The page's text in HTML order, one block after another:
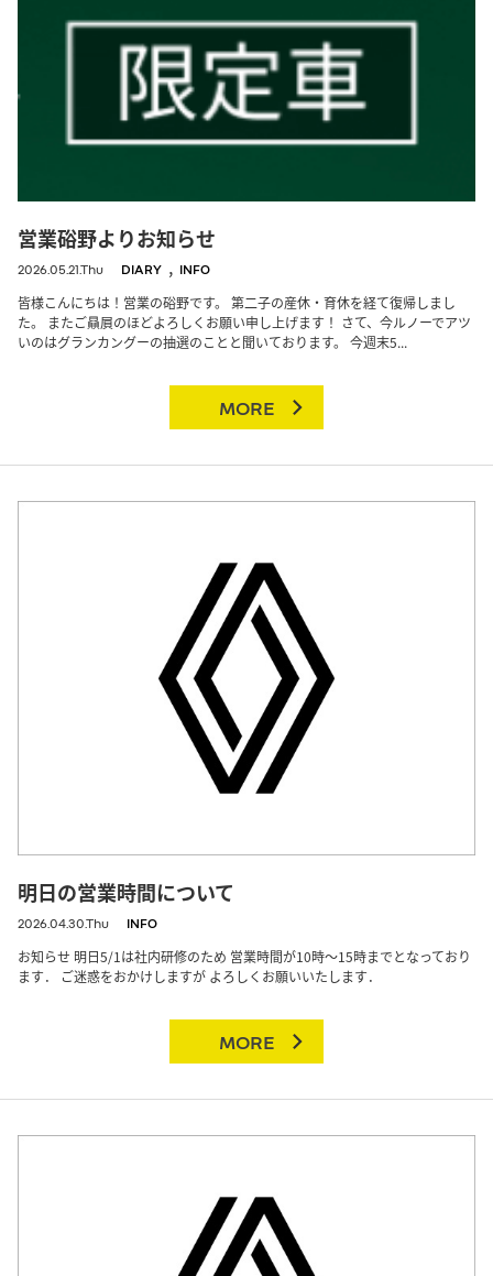
営業硲野よりお知らせ
2026.05.21.Thu DIARY , INFO
皆様こんにちは！営業の硲野です。 第二子の産休・育休を経て復帰しまし
た。 またご贔屓のほどよろしくお願い申し上げます！ さて、今ルノーでアツ
いのはグランカングーの抽選のことと聞いております。 今週末5...
MORE
明日の営業時間について
2026.04.30.Thu INFO
お知らせ 明日5/1は社内研修のため 営業時間が10時〜15時までとなっており
ます． ご迷惑をおかけしますが よろしくお願いいたします．
MORE